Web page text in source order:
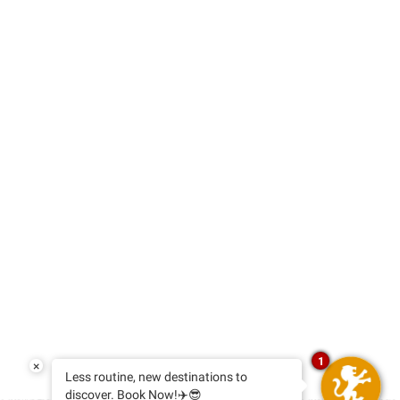
×
Less routine, new destinations to
discover. Book Now!✈️😎
1